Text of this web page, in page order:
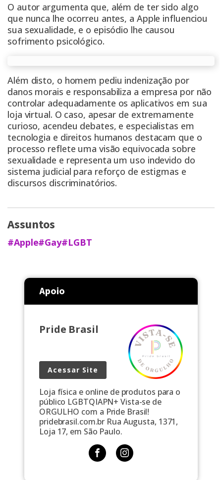
O autor argumenta que, além de ter sido algo
que nunca lhe ocorreu antes, a Apple influenciou
sua sexualidade, e o episódio lhe causou
sofrimento psicológico.
Além disto, o homem pediu indenização por
danos morais e responsabiliza a empresa por não
controlar adequadamente os aplicativos em sua
loja virtual. O caso, apesar de extremamente
curioso, acendeu debates, e especialistas em
tecnologia e direitos humanos destacam que o
processo reflete uma visão equivocada sobre
sexualidade e representa um uso indevido do
sistema judicial para reforço de estigmas e
discursos discriminatórios.
Assuntos
#Apple#Gay#LGBT
Apoio
Pride Brasil
Acessar Site
Loja física e online de produtos para o
público LGBTQIAPN+ Vista-se de
ORGULHO com a Pride Brasil!
pridebrasil.com.br Rua Augusta, 1371,
Loja 17, em São Paulo.